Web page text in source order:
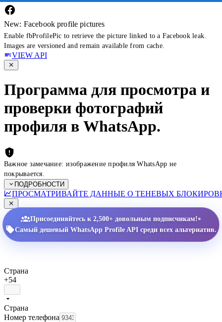
New: Facebook profile pictures
Enable fbProfilePic to retrieve the picture linked to a Facebook leak.
Images are versioned and remain available from cache.
VIEW API
Программа для просмотра и
проверки фотографий
профиля в WhatsApp.
Важное замечание: изображение профиля WhatsApp не
покрывается.
ПОДРОБНОСТИ
ПРОСМАТРИВАЙТЕ ДАННЫЕ О ТЕНЕВЫХ
Присоединяйтесь к 2,500+ довольным подписчикам!•
Самый дешевый WhatsApp Profile API среди всех альтернатив.
Страна
+54
Страна
Номер телефона